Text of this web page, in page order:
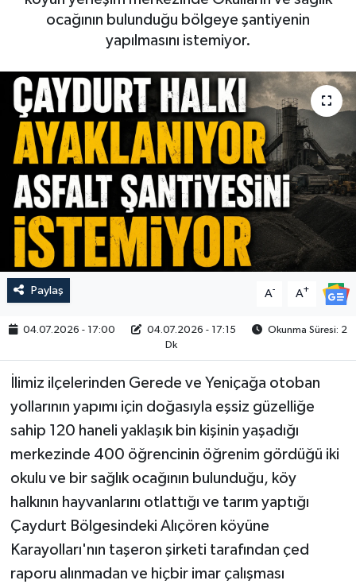
ocağının bulunduğu bölgeye şantiyenin
yapılmasını istemiyor.
Paylaş A- A+
04.07.2026 - 17:00 04.07.2026 - 17:15
Okunma Süresi: 2
Dk
İlimiz ilçelerinden Gerede ve Yeniçağa otoban
yollarının yapımı için doğasıyla eşsiz güzelliğe
sahip 120 haneli yaklaşık bin kişinin yaşadığı
merkezinde 400 öğrencinin öğrenim gördüğü iki
okulu ve bir sağlık ocağının bulunduğu, köy
halkının hayvanlarını otlattığı ve tarım yaptığı
Çaydurt Bölgesindeki Alıçören köyüne
Karayolları'nın taşeron şirketi tarafından çed
raporu alınmadan ve hiçbir imar çalışması